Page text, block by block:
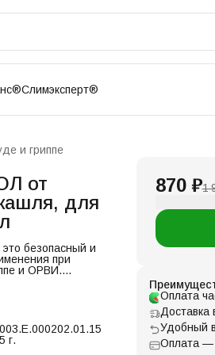
Слимэксперт®
и гриппе
от
для
безопасный и
при
и ОРВИ.
при
и ОРВИ.
признаках
г.
870 ₽1
Оплата
Доставка
Удобный
Оплата —